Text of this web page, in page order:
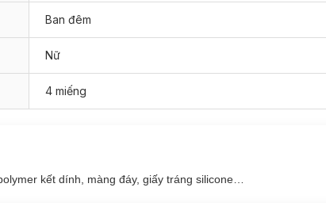
Ban đêm
Nữ
4 miếng
kết dính, màng đáy, giấy tráng silicone…